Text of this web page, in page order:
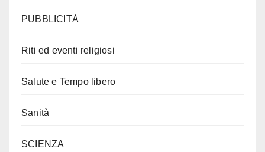
PUBBLICITÀ
Riti ed eventi religiosi
Salute e Tempo libero
Sanità
SCIENZA